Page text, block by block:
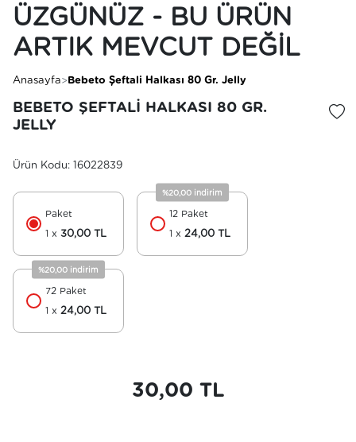
ÜZGÜNÜZ - BU ÜRÜN
ARTIK MEVCUT DEĞIL
Anasayfa Bebeto Şeftali Halkası 80 Gr. Jelly
BEBETO ŞEFTALI HALKASI 80 GR.
JELLY
Ürün Kodu: 16022839
Paket
1 x 30,00 TL
%20,00 indirim
12 Paket
1 x 24,00 TL
%20,00 indirim
72 Paket
1 x 24,00 TL
30,00 TL